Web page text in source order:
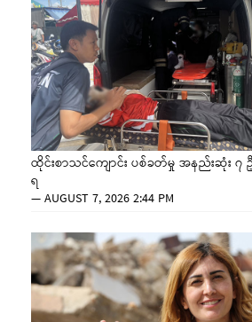
ထိုင်းစာသင်ကျောင်း ပစ်ခတ်မှု အနည်းဆုံး ၇ ဦ
ရ
—AUGUST 7, 2026 2:44 PM